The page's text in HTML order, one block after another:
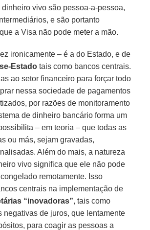
vivo são pessoa-a-pessoa,
e são portanto
a Visa não pode meter a mão.
ironicamente – é a do Estado, e de
Estado tais como bancos centrais.
ao setor financeiro para forçar todo
nessa sociedade de pagamentos
por razões de monitoramento
de dinheiro bancário forma um
– em teoria – que todas as
ou más, sejam gravadas,
Além do mais, a natureza
vivo significa que ele não pode
remotamente. Isso
centrais na implementação de
“inovadoras”, tais como
negativas de juros, que lentamente
para coagir as pessoas a